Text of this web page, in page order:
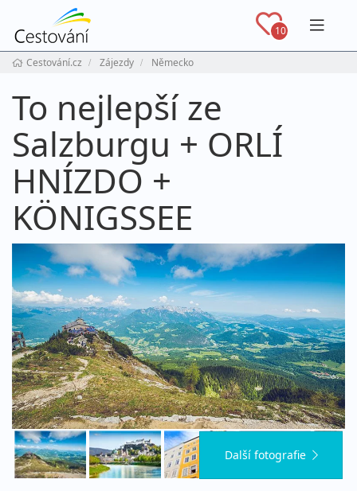
10
Cestování.cz Zájezdy Německo
To nejlepší ze
Salzburgu + ORLÍ
HNÍZDO +
KÖNIGSSEE
Další fotografie